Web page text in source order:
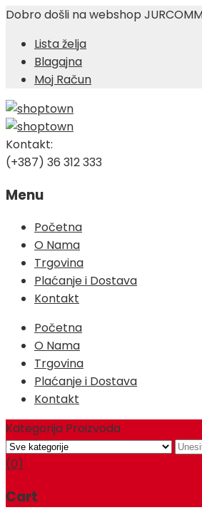
Dobro došli na webshop
Lista želja
Blagajna
Moj Račun
Kontakt:
(+387) 36 312 333
Menu
Skip
content
Početna
O Nama
Trgovina
Plaćanje i Dostava
Kontakt
Početna
O Nama
Trgovina
Plaćanje i Dostava
Kontakt
Kategorija Proizvoda
(0)
Cart